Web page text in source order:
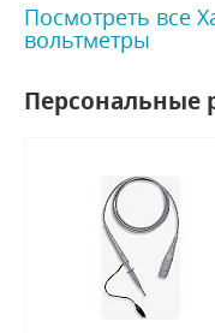
Посмотреть все
вольтметры
Персональные